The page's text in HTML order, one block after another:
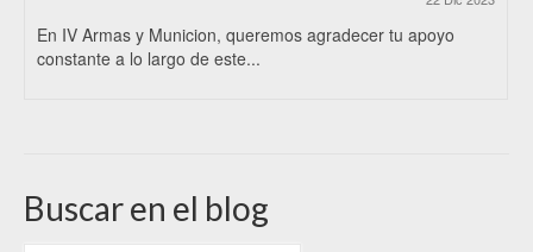
En IV Armas y Municion, queremos agradecer tu apoyo
constante a lo largo de este...
Buscar en el blog